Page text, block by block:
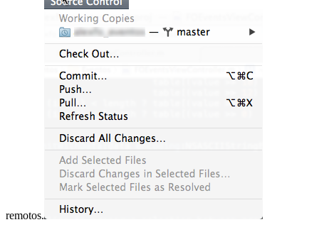
remotos.